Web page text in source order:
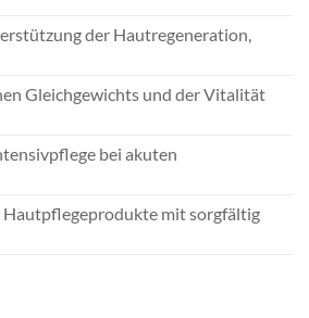
der Hautregeneration,
Gleichgewichts und der Vitalität
bei akuten
Hautpflegeprodukte mit sorgfältig